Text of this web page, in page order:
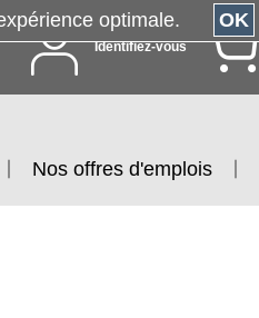
Identifiez-vous
Nos offres d'emplois
expérience optimale. OK